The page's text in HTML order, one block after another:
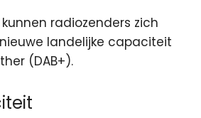
radiozenders zich
landelijke capaciteit
(DAB+).